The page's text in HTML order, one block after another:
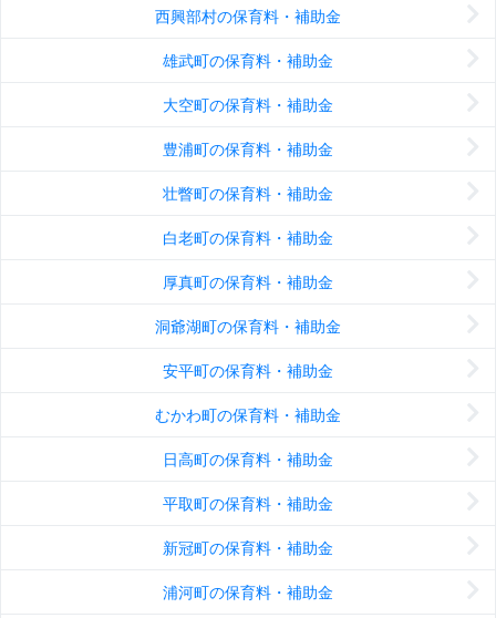
西興部村の保育料・補助金
雄武町の保育料・補助金
大空町の保育料・補助金
豊浦町の保育料・補助金
壮瞥町の保育料・補助金
白老町の保育料・補助金
厚真町の保育料・補助金
洞爺湖町の保育料・補助金
安平町の保育料・補助金
むかわ町の保育料・補助金
日高町の保育料・補助金
平取町の保育料・補助金
新冠町の保育料・補助金
浦河町の保育料・補助金